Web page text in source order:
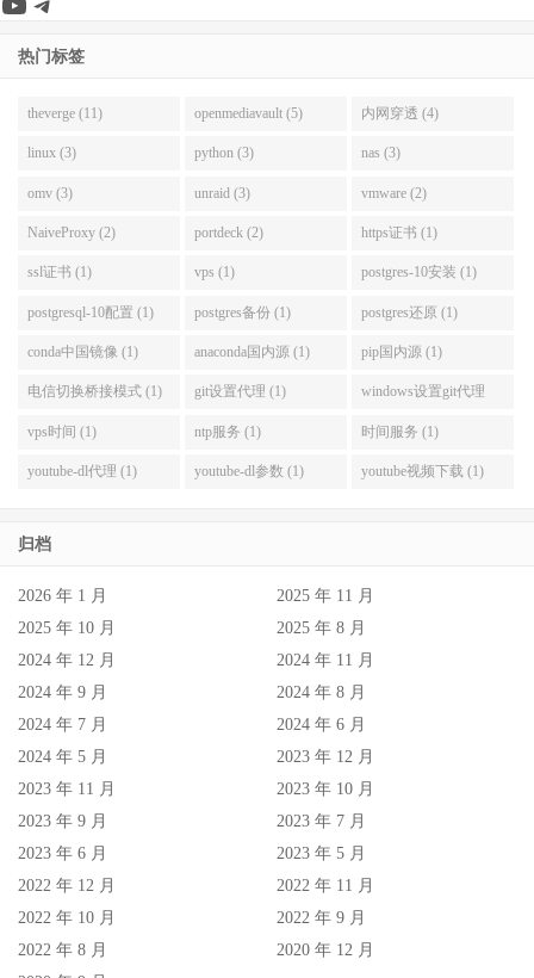
热门标签
theverge (11) openmediavault (5) 内网穿透 (4)
linux (3) python (3) nas (3)
omv (3) unraid (3) vmware (2)
NaiveProxy (2) portdeck (2) https证书 (1)
ssl证书 (1) vps (1) postgres-10安装 (1)
postgresql-10配置 (1) postgres备份 (1) postgres还原 (1)
conda中国镜像 (1) anaconda国内源 (1) pip国内源 (1)
电信切换桥接模式 (1) git设置代理 (1) windows设置git代理
(1)
vps时间 (1) ntp服务 (1) 时间服务 (1)
youtube-dl代理 (1) youtube-dl参数 (1) youtube视频下载 (1)
归档
2026 年 1 月
2025 年 11 月
2025 年 10 月
2025 年 8 月
2024 年 12 月
2024 年 11 月
2024 年 9 月
2024 年 8 月
2024 年 7 月
2024 年 6 月
2024 年 5 月
2023 年 12 月
2023 年 11 月
2023 年 10 月
2023 年 9 月
2023 年 7 月
2023 年 6 月
2023 年 5 月
2022 年 12 月
2022 年 11 月
2022 年 10 月
2022 年 9 月
2022 年 8 月
2020 年 12 月